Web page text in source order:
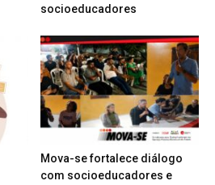
socioeducadores
Mova-se fortalece diálogo
com socioeducadores e